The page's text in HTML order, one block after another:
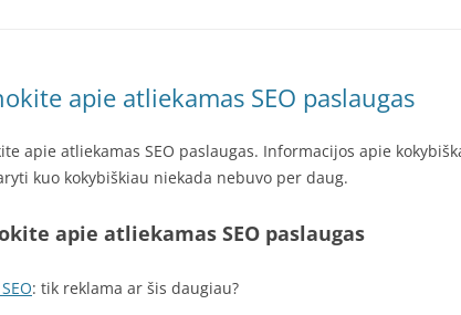
apie atliekamas SEO paslaugas
apie atliekamas SEO paslaugas. Informacijos apie
kuo kokybiškiau niekada nebuvo per daug.
apie atliekamas SEO paslaugas
: tik reklama ar šis daugiau?